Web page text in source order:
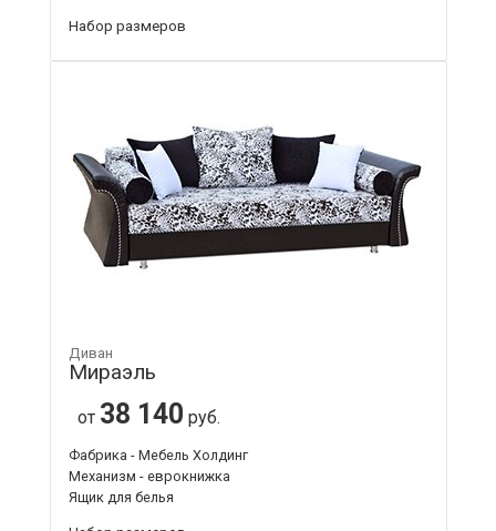
Набор размеров
Диван
Мираэль
от 38 140 руб.
Фабрика - Мебель Холдинг
Механизм - еврокнижка
Ящик для белья